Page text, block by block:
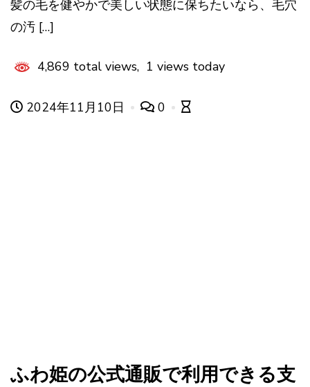
髪の毛を健やかで美しい状態に保ちたいなら、毛穴
の汚 […]
4,869 total views, 1 views today
2024年11月10日 0
ふわ姫の公式通販で利用できる支